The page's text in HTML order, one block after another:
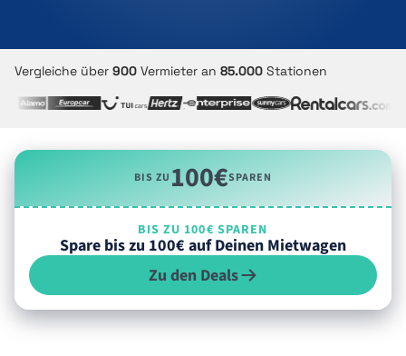
Vergleiche über 900 Vermieter an 85.000 Stationen
BIS ZU100€SPAREN
BIS ZU 100€ SPAREN
Spare bis zu 100€ auf Deinen Mietwagen
Zu den Deals